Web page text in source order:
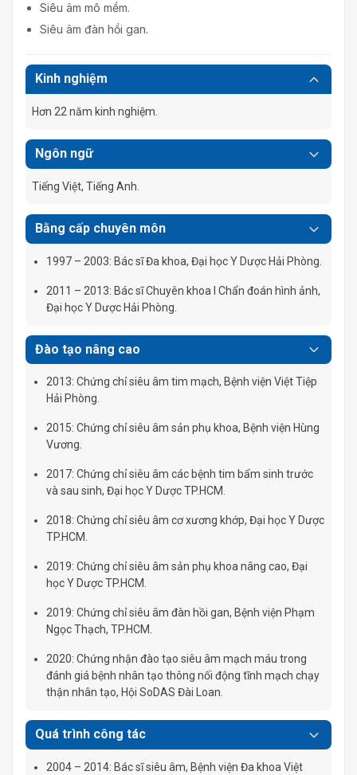
Siêu âm mô mềm.
Siêu âm đàn hồi gan.
Kinh nghiệm
Hơn 22 năm kinh nghiệm.
Ngôn ngữ
Tiếng Việt, Tiếng Anh.
Bằng cấp chuyên môn
1997 – 2003: Bác sĩ Đa khoa, Đại học Y Dược Hải Phòng.
2011 – 2013: Bác sĩ Chuyên khoa I Chẩn đoán hình ảnh,
Đại học Y Dược Hải Phòng.
Đào tạo nâng cao
2013: Chứng chỉ siêu âm tim mạch, Bệnh viện Việt Tiệp
Hải Phòng.
2015: Chứng chỉ siêu âm sản phụ khoa, Bệnh viện Hùng
Vương.
2017: Chứng chỉ siêu âm các bệnh tim bẩm sinh trước
và sau sinh, Đại học Y Dược TP.HCM.
2018: Chứng chỉ siêu âm cơ xương khớp, Đại học Y Dược
TP.HCM.
2019: Chứng chỉ siêu âm sản phụ khoa nâng cao, Đại
học Y Dược TP.HCM.
2019: Chứng chỉ siêu âm đàn hồi gan, Bệnh viện Phạm
Ngọc Thạch, TP.HCM.
2020: Chứng nhận đào tạo siêu âm mạch máu trong
đánh giá bệnh nhân tạo thông nối động tĩnh mạch chạy
thận nhân tạo, Hội SoDAS Đài Loan.
Quá trình công tác
2004 – 2014: Bác sĩ siêu âm, Bệnh viện Đa khoa Việt